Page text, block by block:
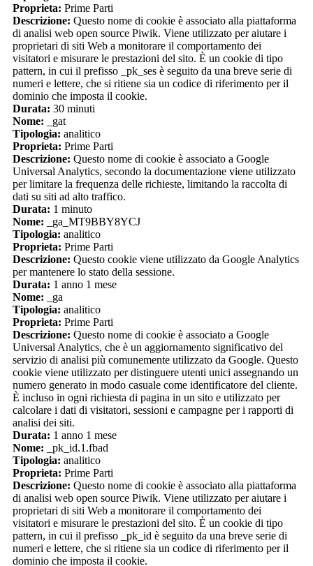
Proprieta: Prime Parti
Descrizione: Questo nome di cookie è associato alla piattaforma
di analisi web open source Piwik. Viene utilizzato per aiutare i
proprietari di siti Web a monitorare il comportamento dei
visitatori e misurare le prestazioni del sito. È un cookie di tipo
pattern, in cui il prefisso _pk_ses è seguito da una breve serie di
numeri e lettere, che si ritiene sia un codice di riferimento per il
dominio che imposta il cookie.
Durata: 30 minuti
Nome: _gat
Tipologia: analitico
Proprieta: Prime Parti
Descrizione: Questo nome di cookie è associato a Google
Universal Analytics, secondo la documentazione viene utilizzato
per limitare la frequenza delle richieste, limitando la raccolta di
dati su siti ad alto traffico.
Durata: 1 minuto
Nome: _ga_MT9BBY8YCJ
Tipologia: analitico
Proprieta: Prime Parti
Descrizione: Questo cookie viene utilizzato da Google Analytics
per mantenere lo stato della sessione.
Durata: 1 anno 1 mese
Nome: _ga
Tipologia: analitico
Proprieta: Prime Parti
Descrizione: Questo nome di cookie è associato a Google
Universal Analytics, che è un aggiornamento significativo del
servizio di analisi più comunemente utilizzato da Google. Questo
cookie viene utilizzato per distinguere utenti unici assegnando un
numero generato in modo casuale come identificatore del cliente.
È incluso in ogni richiesta di pagina in un sito e utilizzato per
calcolare i dati di visitatori, sessioni e campagne per i rapporti di
analisi dei siti.
Durata: 1 anno 1 mese
Nome: _pk_id.1.fbad
Tipologia: analitico
Proprieta: Prime Parti
Descrizione: Questo nome di cookie è associato alla piattaforma
di analisi web open source Piwik. Viene utilizzato per aiutare i
proprietari di siti Web a monitorare il comportamento dei
visitatori e misurare le prestazioni del sito. È un cookie di tipo
pattern, in cui il prefisso _pk_id è seguito da una breve serie di
numeri e lettere, che si ritiene sia un codice di riferimento per il
dominio che imposta il cookie.